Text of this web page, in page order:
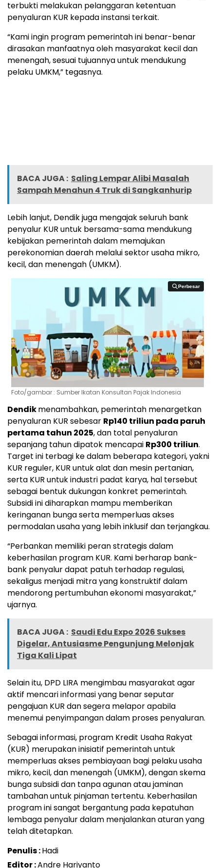
terbukti melakukan pelanggaran ketentuan
penyaluran KUR kepadainstansi terkait.
“Kamiingin program pemerintahini benar-benar
dirasakan manfaatnyaoleh masyarakat kecildan
menengah,sesuai tujuannyauntuk mendukung
pelaku UMKM,” tegasnya.
BACA JUGA : Saling Lempar Alibi Masalah
Sampah Menahun 4 Truk di Sangkanhurip
Lebih lanjut, Dendikjuga mengajakseluruh bank
penyalur KUR untuk bersama-sama mendukung
kebijakan pemerintahdalam memajukan
perekonomiandaerah melaluisektorusaha mikro,
kecil,dan menengah (UMKM).
Perbesar
Perbesar
Foto/gambar : Sumber Ikatan Konsultan Pajak Indonesia
Dendikmenambahkan, pemerintah menargetkan
penyaluran KUR sebesar Rp140 triliun pada paruh
pertama tahun 2025, dan total penyaluran
sepanjang tahun dipatok mencapai Rp300 triliun.
Target ini terbagi ke dalam beberapa kategori, yakni
KUR reguler, KUR untuk alat dan mesin pertanian,
serta KUR untuk industri padat karya, hal tersebut
sebagai bentukdukungan konkret pemerintah.
Subsidiinidiharapkan mampu memberikan
keringanan bungaserta memperluasakses
permodalanusahayang lebihinklusif dan terjangkau.
“Perbankan memiliki peranstrategisdalam
keberhasilan program KUR. Kami berharap bank-
bank penyalurdapat patuh terhadap regulasi,
sekaligus menjadi mitrayang konstruktif dalam
mendorong pertumbuhanekonomi masyarakat,”
ujarnya.
BACA JUGA : Saudi Edu Expo 2026 Sukses
Digelar, Antusiasme Pengunjung Melonjak
Tiga Kali Lipat
Selainitu, DPD LIRA mengimbau masyarakat agar
aktif mencariinformasiyang benarseputar
pengajuan KUR dansegera melaporapabila
menemui penyimpangandalam proses penyaluran.
Sebagaiinformasi, program Kredit Usaha Rakyat
(KUR) merupakaninisiatif pemerintahuntuk
memperluasakses pembiayaan bagi pelakuusaha
mikro, kecil,dan menengah (UMKM),denganskema
bungasubsididan tanpaagunan atau jaminan
tambahanuntuk pinjaman tertentu. Keberhasilan
programinisangat bergantung pada kepatuhan
lembaga penyalurdalam menjalankanaturanyang
telahditetapkan.
Penulis :Hadi
Editor :Andre Hariyanto